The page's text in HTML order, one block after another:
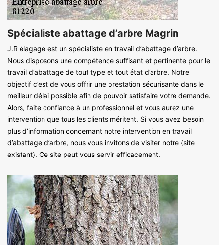
Spécialiste abattage d’arbre Magrin
J.R élagage est un spécialiste en travail d’abattage d’arbre.
Nous disposons une compétence suffisant et pertinente pour le
travail d’abattage de tout type et tout état d’arbre. Notre
objectif c’est de vous offrir une prestation sécurisante dans le
meilleur délai possible afin de pouvoir satisfaire votre demande.
Alors, faite confiance à un professionnel et vous aurez une
intervention que tous les clients méritent. Si vous avez besoin
plus d’information concernant notre intervention en travail
d’abattage d’arbre, nous vous invitons de visiter notre {site
existant}. Ce site peut vous servir efficacement.